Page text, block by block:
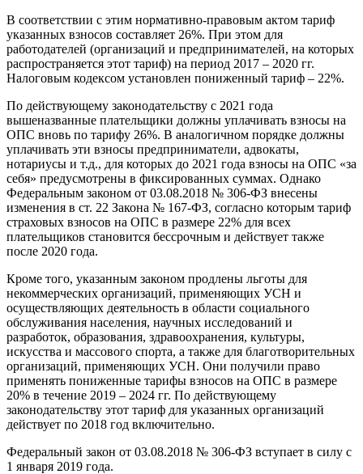
В соответствии с этим нормативно-правовым актом тариф
указанных взносов составляет 26%. При этом для
работодателей (организаций и предпринимателей, на которых
распространяется этот тариф) на период 2017 – 2020 гг.
Налоговым кодексом установлен пониженный тариф – 22%.
По действующему законодательству с 2021 года
вышеназванные плательщики должны уплачивать взносы на
ОПС вновь по тарифу 26%. В аналогичном порядке должны
уплачивать эти взносы предприниматели, адвокаты,
нотариусы и т.д., для которых до 2021 года взносы на ОПС «за
себя» предусмотрены в фиксированных суммах. Однако
Федеральным законом от 03.08.2018 № 306-ФЗ внесены
изменения в ст. 22 Закона № 167-ФЗ, согласно которым тариф
страховых взносов на ОПС в размере 22% для всех
плательщиков становится бессрочным и действует также
после 2020 года.
Кроме того, указанным законом продлены льготы для
некоммерческих организаций, применяющих УСН и
осуществляющих деятельность в области социального
обслуживания населения, научных исследований и
разработок, образования, здравоохранения, культуры,
искусства и массового спорта, а также для благотворительных
организаций, применяющих УСН. Они получили право
применять пониженные тарифы взносов на ОПС в размере
20% в течение 2019 – 2024 гг. По действующему
законодательству этот тариф для указанных организаций
действует по 2018 год включительно.
Федеральный закон от 03.08.2018 № 306-ФЗ вступает в силу с
1 января 2019 года.